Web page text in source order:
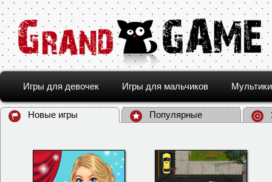
Игры для девочек Игры для мальчиков Мультики
Новые игры Популярные